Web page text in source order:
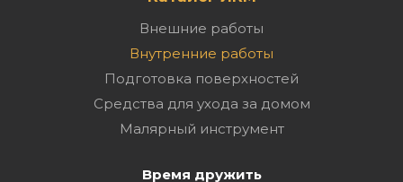
Внешние работы
Внутренние работы
Подготовка поверхностей
Средства для ухода за домом
Малярный инструмент
Время дружить